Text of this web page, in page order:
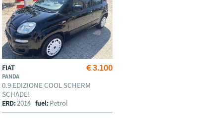
€ 3.100
FIAT
PANDA
0.9 EDIZIONE COOL SCHERM
SCHADE!
ERD:2014fuel: Petrol